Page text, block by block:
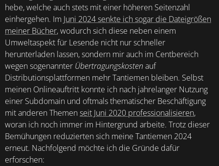
hebe, welche auch stets mit einer höheren Seitenzahl
einhergehen. Im Juni 2024 senkte ich sogar die Dateigrößen
meiner Bücher, wodurch sich diese neben einem
Umweltaspekt für Lesende nicht nur schneller
herunterladen lassen, sondern mir auch im Centbereich
wegen sogenannter Übertragungskosten auf
Distributionsplattformen mehr Tantiemen bleiben. Selbst
meinen Onlineauftritt konnte ich nach jahrelanger Nutzung
einer Subdomain und oftmals thematischer Beschäftigung
mit anderen Themenseit Juni 2020 professionalisieren,
woran ich noch immer im Hintergrund arbeite. Trotz dieser
Bemühungen reduzierten sich meine Tantiemen 2024
erneut. Nachfolgend möchte ich die Gründe dafür
erforschen: